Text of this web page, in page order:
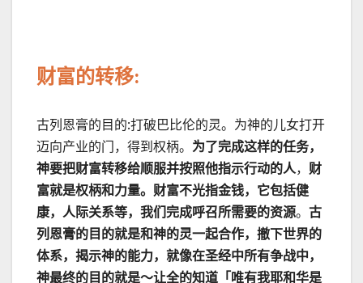
财富的转移:
古列恩膏的目的:打破巴比伦的灵。为神的儿女打开
迈向产业的门，得到权柄。 为了完成这样的任务，
神要把财富转移给顺服并按照他指示行动的人， 财
富就是权柄和力量。财富不光指金钱，它包括健
康，人际关系等，我们完成呼召所需要的资源。 古
列恩膏的目的就是和神的灵一起合作，撤下世界的
体系，揭示神的能力，就像在圣经中所有争战中，
神最终的目的就是～让全的知道「唯有我耶和华是